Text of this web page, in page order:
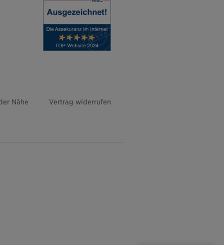
Nähe Vertrag widerrufen